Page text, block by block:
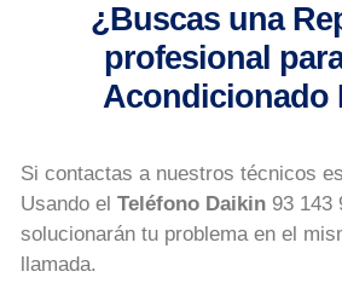
¿Buscas una
profesional
Acondicionado
Si contactas a nuestros técnicos
Usando el Teléfono Daikin 93 143
solucionarán tu problema en el
llamada.